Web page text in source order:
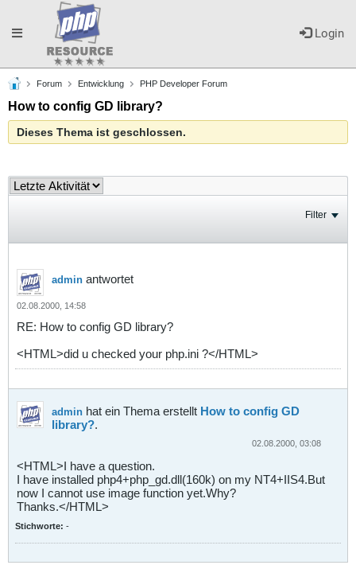
Login
Toggle
navigation
Forum Entwicklung PHP Developer Forum
How to config GD library?
Dieses Thema ist geschlossen.
Filter
admin antwortet
02.08.2000, 14:58
RE: How to config GD library?
<HTML>did u checked your php.ini ?</HTML>
admin hat ein Thema erstellt How to config GD
library?.
02.08.2000, 03:08
<HTML>I have a question.
I have installed php4+php_gd.dll(160k) on my NT4+IIS4.But
now I cannot use image function yet.Why?
Thanks.</HTML>
Stichworte: -